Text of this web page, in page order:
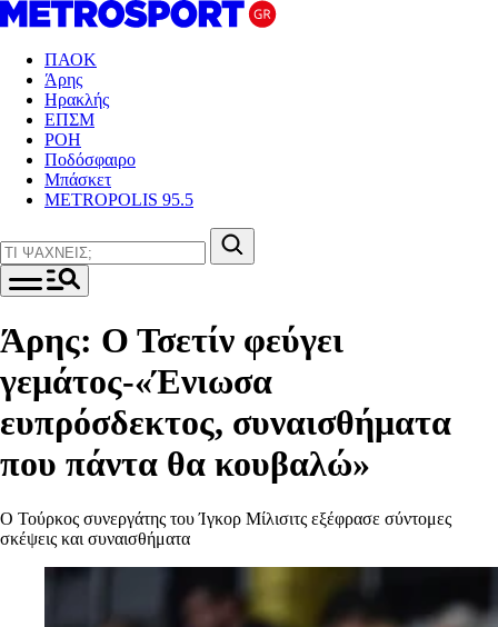
ΠΑΟΚ
Άρης
Ηρακλής
ΕΠΣΜ
ΡΟΗ
Ποδόσφαιρο
Μπάσκετ
METROPOLIS 95.5
Άρης: Ο Τσετίν φεύγει
γεμάτος-«Ένιωσα
ευπρόσδεκτος, συναισθήματα
που πάντα θα κουβαλώ»
Ο Τούρκος συνεργάτης του Ίγκορ Μίλισιτς εξέφρασε σύντομες
σκέψεις και συναισθήματα